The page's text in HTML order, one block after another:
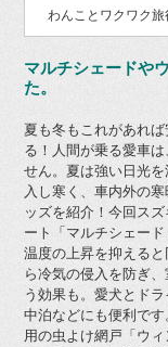
わんことワクワク旅
マルチシェードや
た。
夏も冬もこれがあれ
る！人間が乗る愛車
せん。夏は強い日光
入し寒く、車内外の
ッズを紹介！今回ス
ート「マルチシェー
温度の上昇を抑える
ら冷気の侵入を防ぎ
う効果も。愛犬とド
中泊などにも便利で
用の虫よけ網戸「ウ